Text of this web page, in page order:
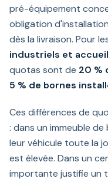
pré-équipement
obligation
dès la livraison. Pour
industriels et
quotas sont de 20 %
5 % de bornes
Ces différences de
: dans un immeuble
leur véhicule toute la
est élevée. Dans un
importante justifie un